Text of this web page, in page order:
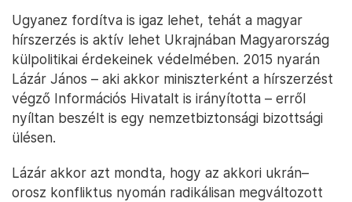
Ugyanez fordítva is igaz lehet, tehát a magyar
hírszerzés is aktív lehet Ukrajnában Magyarország
külpolitikai érdekeinek védelmében. 2015 nyarán
Lázár János – aki akkor miniszterként a hírszerzést
végző Információs Hivatalt is irányította – erről
nyíltan beszélt is egy nemzetbiztonsági bizottsági
ülésen.
Lázár akkor azt mondta, hogy az akkori ukrán–
orosz konfliktus nyomán radikálisan megváltozott